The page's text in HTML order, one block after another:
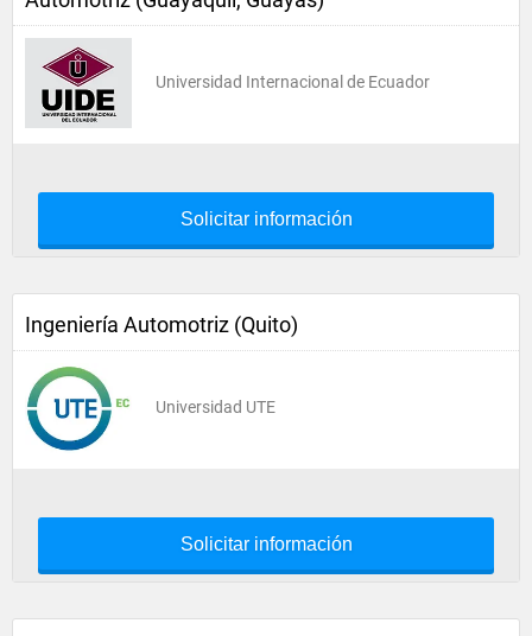
Universidad Internacional de Ecuador
Solicitar información
Ingeniería Automotriz (Quito)
Universidad UTE
Solicitar información